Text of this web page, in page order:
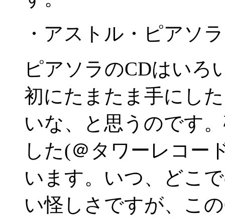
・アストル・ピアソ
ピアソラのCDはいろ
初にたまたま手にし
いな、と思うのです
した(＠タワーレコー
います。いつ、どこ
い怪しさですが、こ